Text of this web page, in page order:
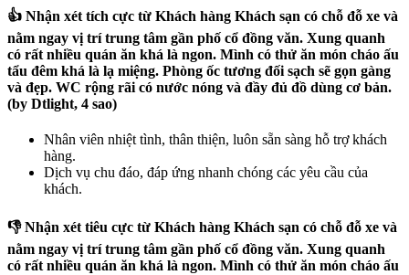
👍 Nhận xét tích cực từ Khách hàng Khách sạn có chỗ đỗ xe và
nằm ngay vị trí trung tâm gần phố cổ đồng văn. Xung quanh
có rất nhiều quán ăn khá là ngon. Mình có thử ăn món cháo ấu
tẩu đêm khá là lạ miệng. Phòng ốc tương đối sạch sẽ gọn gàng
và đẹp. WC rộng rãi có nước nóng và đầy đủ đồ dùng cơ bản.
(by Dtlight, 4 sao)
Nhân viên nhiệt tình, thân thiện, luôn sẵn sàng hỗ trợ khách
hàng.
Dịch vụ chu đáo, đáp ứng nhanh chóng các yêu cầu của
khách.
👎 Nhận xét tiêu cực từ Khách hàng Khách sạn có chỗ đỗ xe và
nằm ngay vị trí trung tâm gần phố cổ đồng văn. Xung quanh
có rất nhiều quán ăn khá là ngon. Mình có thử ăn món cháo ấu